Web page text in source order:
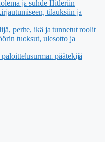
ja suhde Hitleriin
tilauksiin ja
perhe, ikä ja tunnetut roolit
tuoksut, ulosotto ja
päätekijä